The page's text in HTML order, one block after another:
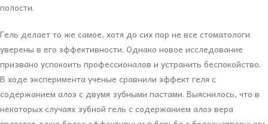
полости.
Гель делает то же самое, хотя до сих пор не все стоматологи
уверены в его эффективности. Однако новое исследование
призвано успокоить профессионалов и устранить беспокойство.
В ходе эксперимента ученые сравнили эффект геля с
содержанием алоэ с двумя зубными пастами. Выяснилось, что в
некоторых случаях зубной гель с содержанием алоэ вера